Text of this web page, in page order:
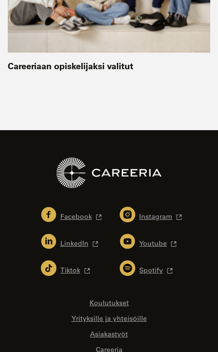
Careeriaan opiskelijaksi valitut
Facebook Instagram
LinkedIn Youtube
Tiktok Spotify
Koulutukset
Yrityksille ja yhteisöille
Asiakastyöt
Careeria